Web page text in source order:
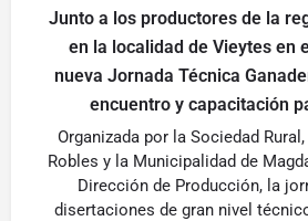
Junto a los productores de la
en la localidad de Vieytes en
nueva Jornada Técnica
encuentro y capacitación
Organizada por la Sociedad
Robles y la Municipalidad de
Dirección de Producción, la
disertaciones de gran nivel